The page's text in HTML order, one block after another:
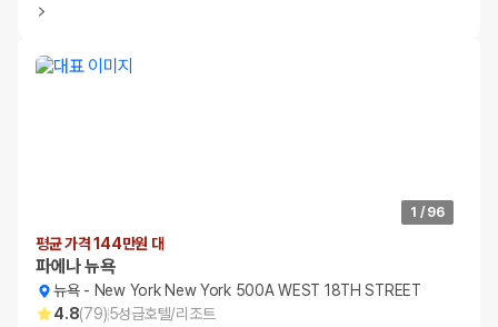
1 / 96
평균 가격 144만원 대
파에나 뉴욕
뉴욕- New York New York 500A WEST 18TH STREET
4.8(79)5성급호텔/리조트